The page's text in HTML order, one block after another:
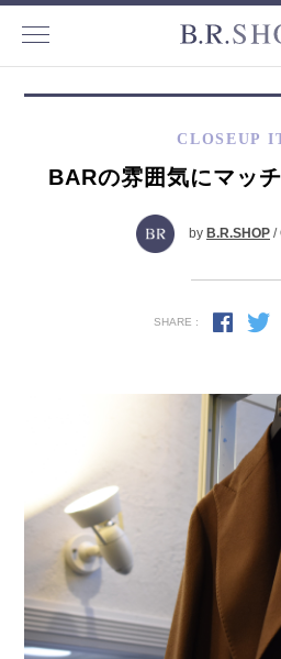
CLOSEUP
BARの雰囲気にマッ
by B.R.SHOP /
SHARE :